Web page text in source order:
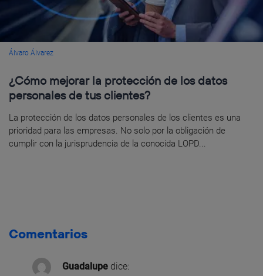
Álvaro Álvarez
¿Cómo mejorar la protección de los datos
personales de tus clientes?
La protección de los datos personales de los clientes es una
prioridad para las empresas. No solo por la obligación de
cumplir con la jurisprudencia de la conocida LOPD...
Comentarios
Guadalupe dice: